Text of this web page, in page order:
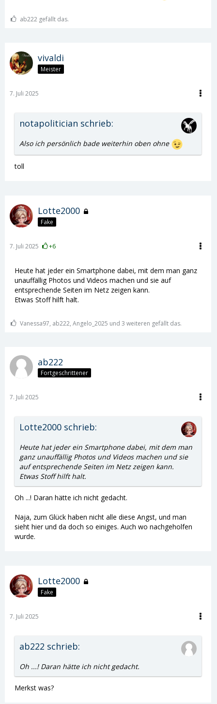
ab222 gefällt das.
vivaldi
Meister
7. Juli 2025
notapolitician schrieb:
Also ich persönlich bade weiterhin oben ohne
toll
Lotte2000
Fake
7. Juli 2025 +6
Heute hat jeder ein Smartphone dabei, mit dem man ganz
unauffällig Photos und Videos machen und sie auf
entsprechende Seiten im Netz zeigen kann.
Etwas Stoff hilft halt.
Vanessa97, ab222, Angelo_2025 und 3 weiteren gefällt das.
ab222
Fortgeschrittener
7. Juli 2025
Lotte2000 schrieb:
Heute hat jeder ein Smartphone dabei, mit dem man
ganz unauffällig Photos und Videos machen und sie
auf entsprechende Seiten im Netz zeigen kann.
Etwas Stoff hilft halt.
Oh ...! Daran hätte ich nicht gedacht.
Naja, zum Glück haben nicht alle diese Angst, und man
sieht hier und da doch so einiges. Auch wo nachgeholfen
wurde.
Lotte2000
Fake
7. Juli 2025
ab222 schrieb:
Oh ...! Daran hätte ich nicht gedacht.
Merkst was?